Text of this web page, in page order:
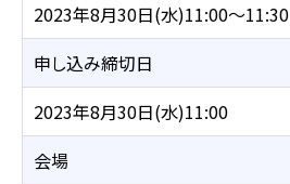
2023年8月30日(水)11:00～11:30
申し込み締切日
2023年8月30日(水)11:00
会場